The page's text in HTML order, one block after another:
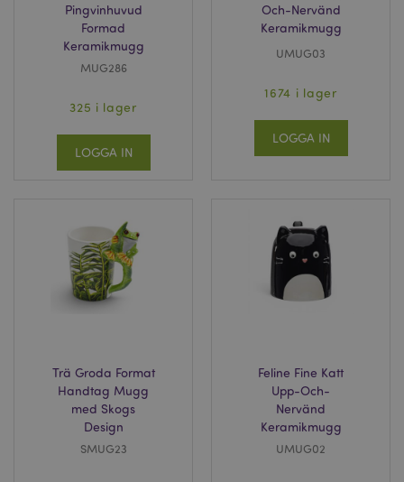
Pingvinhuvud
Formad
Keramikmugg
MUG286
325 i lager
LOGGA IN
Och-Nervänd
Keramikmugg
UMUG03
1674 i lager
LOGGA IN
Trä Groda Format
Handtag Mugg
med Skogs
Design
SMUG23
Feline Fine Katt
Upp-Och-
Nervänd
Keramikmugg
UMUG02